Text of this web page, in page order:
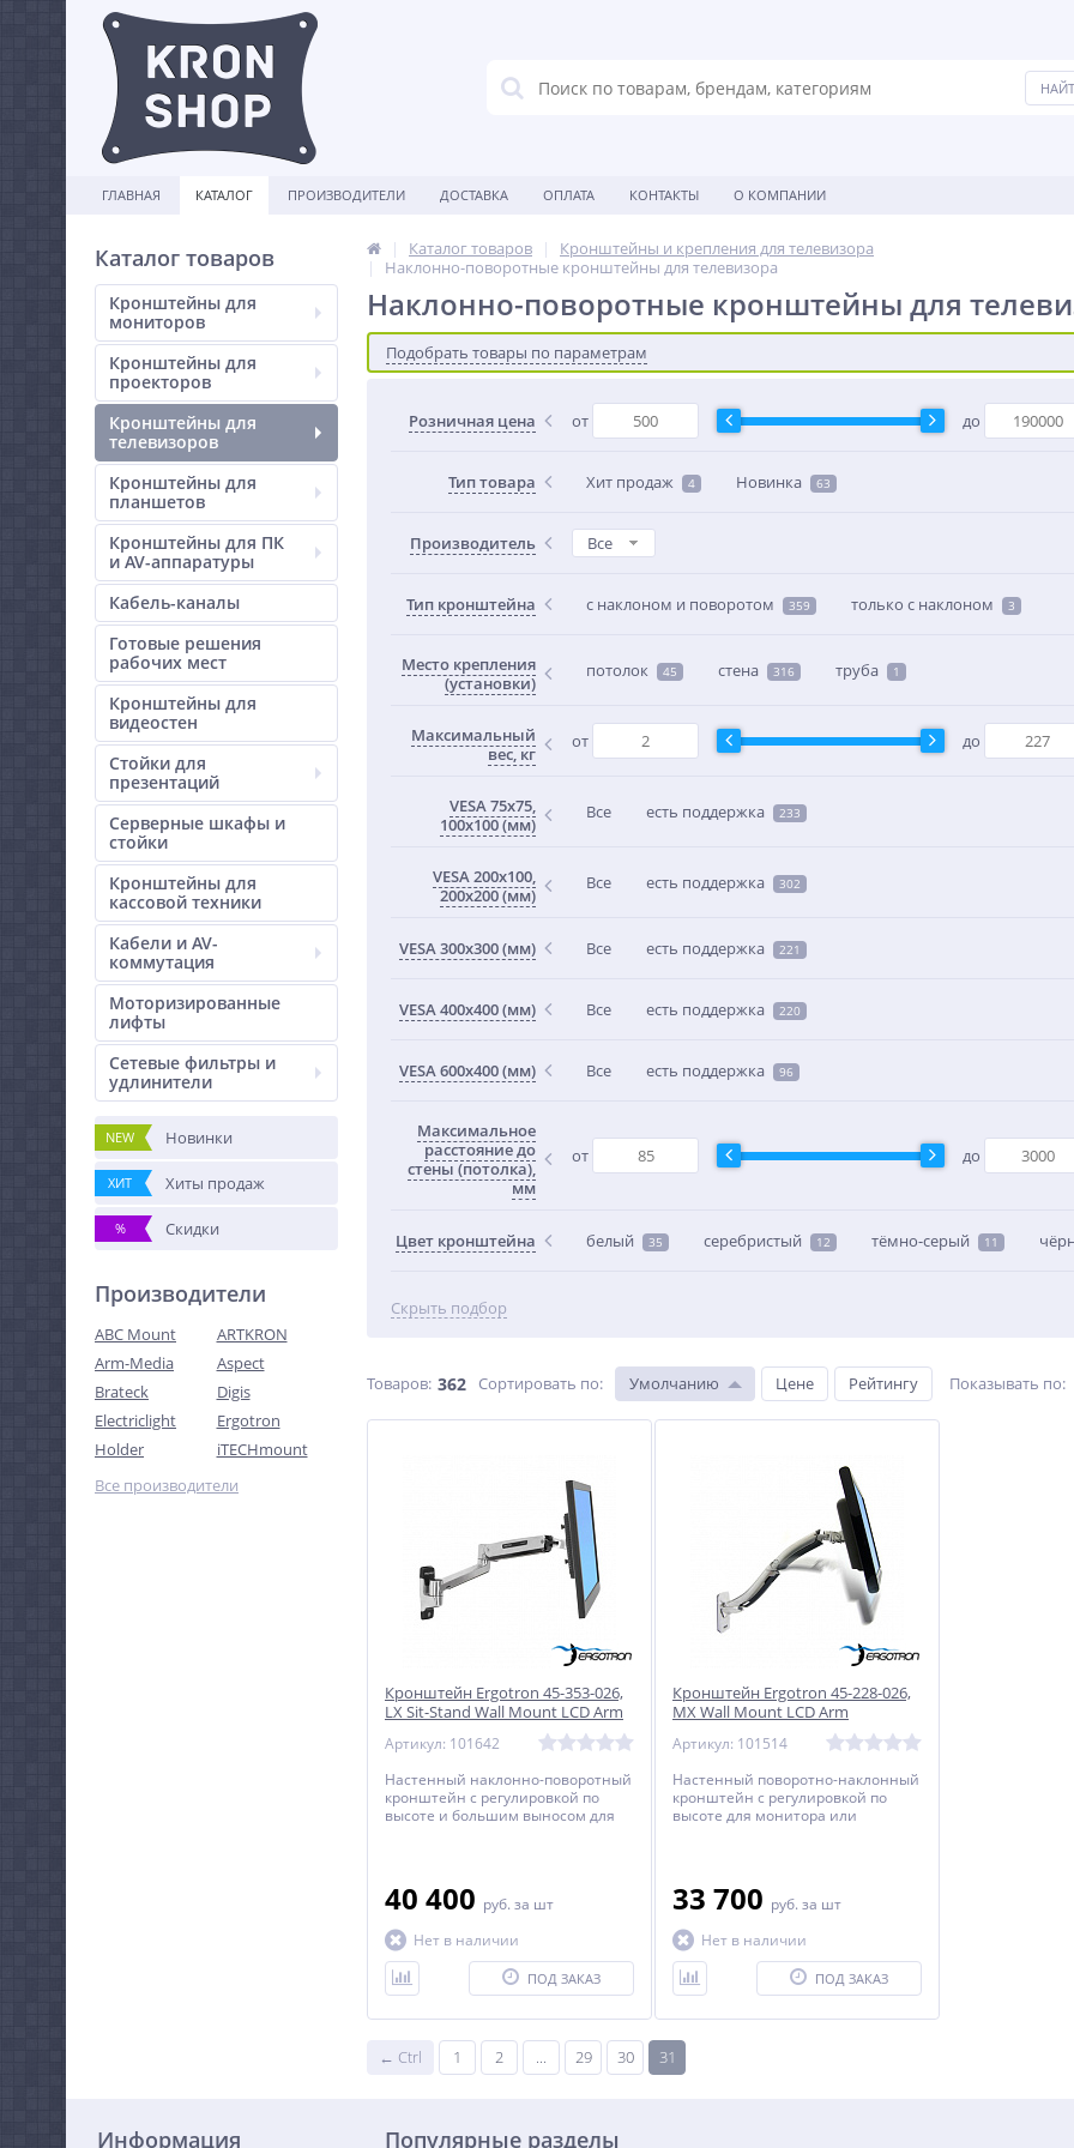
ГЛАВНАЯ КАТАЛОГ ПРОИЗВОДИТЕЛИ ДОСТАВКА ОПЛАТА КОНТАКТЫ О КОМПАНИИ
Каталог товаров
Кронштейны для
мониторов
Кронштейны для
проекторов
Кронштейны для
телевизоров
Кронштейны для
планшетов
Кронштейны для ПК
и AV-аппаратуры
Кабель-каналы
Готовые решения
рабочих мест
Кронштейны для
видеостен
Стойки для
презентаций
Серверные шкафы и
стойки
Кронштейны для
кассовой техники
Кабели и AV-
коммутация
Моторизированные
лифты
Сетевые фильтры и
удлинители
NEW Новинки
ХИТ Хиты продаж
% Скидки
Производители
ABC Mount
ARTKRON
Arm-Media
Aspect
Brateck
Digis
Electriclight
Ergotron
Holder
iTECHmount
Все производители
Каталог товаров
Кронштейны и крепления для телевизора
Наклонно-поворотные кронштейны для телевизора
Наклонно-поворотные кронштейны для
Подобрать товары по параметрам
Розничная цена от до
Тип товара Хит продаж 4 Новинка 63
Производитель Все
Тип кронштейна с наклоном и поворотом 359 только с наклоном 3
Место крепления
(установки)
потолок 45 стена 316 труба 1
Максимальный
вес, кг
от до
VESA 75x75,
100x100 (мм)
Все есть поддержка 233
VESA 200x100,
200x200 (мм)
Все есть поддержка 302
VESA 300x300 (мм) Все есть поддержка 221
VESA 400x400 (мм) Все есть поддержка 220
VESA 600x400 (мм) Все есть поддержка 96
Максимальное
расстояние до
стены (потолка),
мм
от до
Цвет кронштейна белый 35 серебристый 12 тёмно-серый 11
Скрыть подбор
Товаров: 362 Сортировать по: Умолчанию Цене Рейтингу Показывать по:
Кронштейн Ergotron 45-353-026,
LX Sit-Stand Wall Mount LCD Arm
Артикул: 101642
Настенный наклонно-поворотный
кронштейн c регулировкой по
высоте и большим выносом для
40 400 руб. за шт
Нет в наличии
ПОД ЗАКАЗ
Кронштейн Ergotron 45-228-026,
MX Wall Mount LCD Arm
Артикул: 101514
Настенный поворотно-наклонный
кронштейн c регулировкой по
высоте для монитора или
33 700 руб. за шт
Нет в наличии
ПОД ЗАКАЗ
← Ctrl 1 2 ... 29 30 31
Информация Популярные разделы